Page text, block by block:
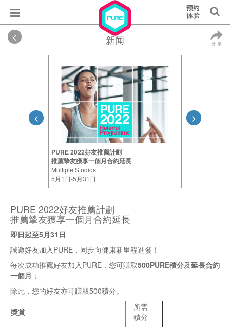
新闻
PURE 2022好友推薦計劃
推薦摯友獲享一個月合約延長
Multiple Studios
5月1日-5月31日
PURE 2022好友推薦計劃
推薦摯友獲享一個月合約延長
即日起至5月31 日
誠邀好友加入PURE，同步向健康新里程進發！
每次成功推薦好友加入PURE，您可賺取500PURE積分及延長合約
一個月 ；
除此，您的好友亦可賺取500積分。
獎賞
所需
積分